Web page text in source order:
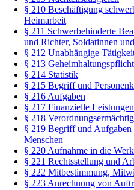
§ 210 Beschäftigung
Heimarbeit
§ 211 Schwerbehinderte
und Richter, Soldatinnen
§ 212 Unabhängige
§ 213 Geheimhaltungspflicht
§ 214 Statistik
§ 215 Begriff und
§ 216 Aufgaben
§ 217 Finanzielle Leistungen
§ 218
§ 219 Begriff und Aufgaben
Menschen
§ 220 Aufnahme in die
§ 221 Rechtsstellung und
§ 222 Mitbestimmung,
§ 223 Anrechnung von